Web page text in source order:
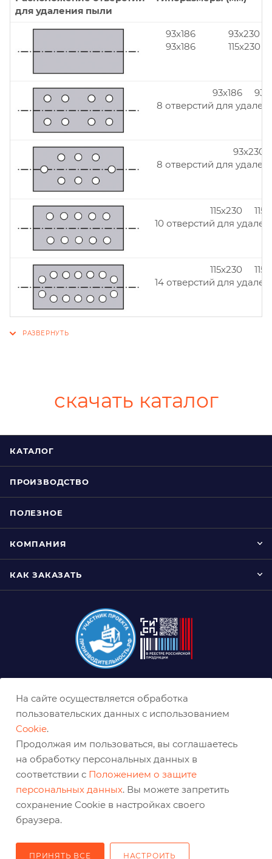
для удаления пыли
93x186
93x186
93x230
115x230
93x186
8 отверстий для
93x230
8 отверстий для
115x230
10 отверстий для
115x230
14 отверстий для
скачать каталог
КАТАЛОГ
ПРОИЗВОДСТВО
ПОЛЕЗНОЕ
КОМПАНИЯ
КАК ЗАКАЗАТЬ
sale@belabraziv.ru
baz@belabraziv.ru
308009, Россия, г. Белгород,
ул. Михайловское шоссе, 2а
На сайте осуществляется обработка
пользовательских данных с использованием
Cookie.
Продолжая им пользоваться, вы соглашаетесь
на обработку персональных данных в
соответствии с Положением о защите
персональных данных. Вы можете запретить
сохранение Cookie в настройках своего
браузера.
ПРИНЯТЬ ВСЕ НАСТРОИТЬ